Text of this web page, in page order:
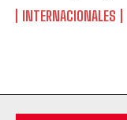
INTERNACIONALES